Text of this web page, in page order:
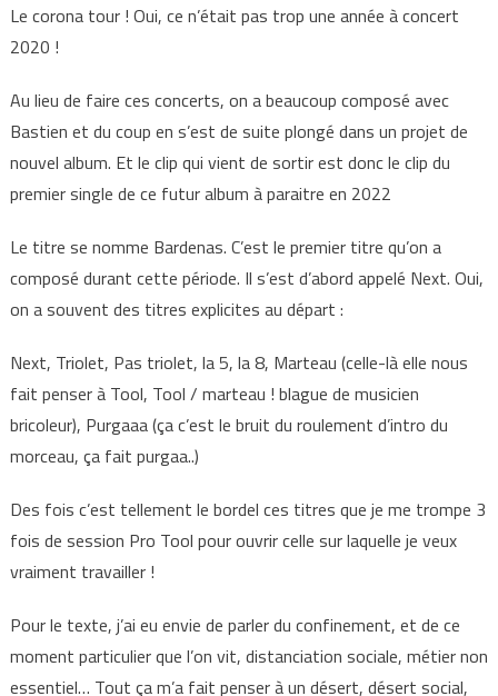
Le corona tour ! Oui, ce n’était pas trop une année à concert
2020 !
Au lieu de faire ces concerts, on a beaucoup composé avec
Bastien et du coup en s’est de suite plongé dans un projet de
nouvel album. Et le clip qui vient de sortir est donc le clip du
premier single de ce futur album à paraitre en 2022
Le titre se nomme Bardenas. C’est le premier titre qu’on a
composé durant cette période. Il s’est d’abord appelé Next. Oui,
on a souvent des titres explicites au départ :
Next, Triolet, Pas triolet, la 5, la 8, Marteau (celle-là elle nous
fait penser à Tool, Tool / marteau ! blague de musicien
bricoleur), Purgaaa (ça c’est le bruit du roulement d’intro du
morceau, ça fait purgaa..)
Des fois c’est tellement le bordel ces titres que je me trompe 3
fois de session Pro Tool pour ouvrir celle sur laquelle je veux
vraiment travailler !
Pour le texte, j’ai eu envie de parler du confinement, et de ce
moment particulier que l’on vit, distanciation sociale, métier non
essentiel… Tout ça m’a fait penser à un désert, désert social,